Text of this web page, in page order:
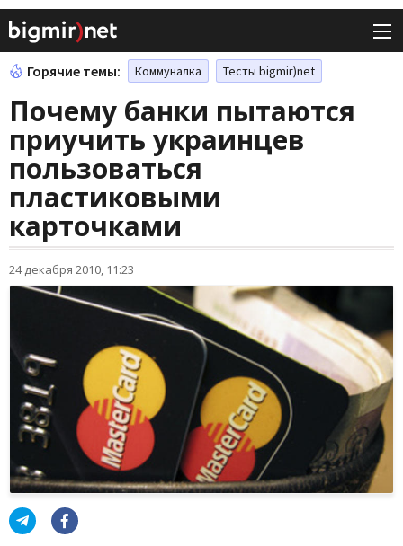
Горячие темы: Коммуналка Тесты bigmir)net
Почему банки пытаются
приучить украинцев
пользоваться
пластиковыми
карточками
24 декабря 2010, 11:23